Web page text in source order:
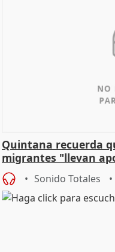
Quintana recuerda
migrantes "llevan
central
Sonido Totales